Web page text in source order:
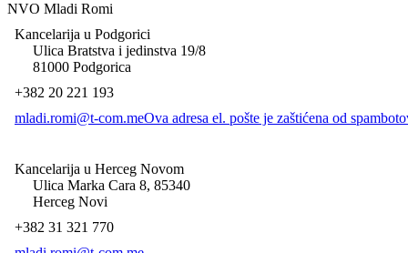
NVO Mladi Romi
Kancelarija u Podgorici
Ulica Bratstva i jedinstva 19/8
81000 Podgorica
+382 20 221 193
mladi.romi@t-com.meOva adresa el. pošte je zaštićena od
Kancelarija u Herceg Novom
Ulica Marka Cara 8, 85340
Herceg Novi
+382 31 321 770